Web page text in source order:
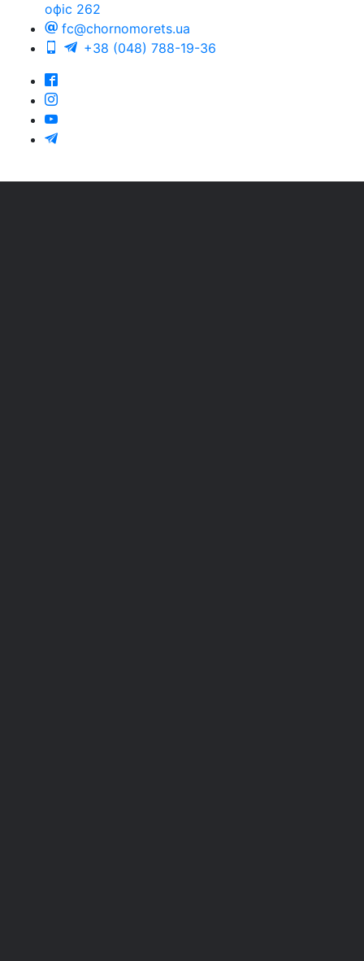
офіс 262
fc@chornomorets.ua
+38 (048) 788-19-36